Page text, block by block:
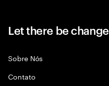
Let there be change
Sobre Nós
Contato